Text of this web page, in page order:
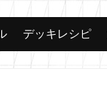
カード
デッキレシピ